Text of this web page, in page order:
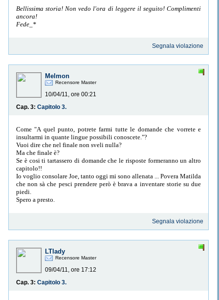
Bellissima storia! Non vedo l'ora di leggere il seguito! Complimenti
ancora!
Fede_*
Segnala violazione
Melmon
Recensore Master
10/04/11, ore 00:21
Cap. 3: Capitolo 3.
Come "A quel punto, potrete farmi tutte le domande che vorrete e
insultarmi in quante lingue possibili conoscete."?
Vuoi dire che nel finale non sveli nulla?
Ma che finale è?
Se è cosi ti tartassero di domande che le risposte formeranno un altro
capitolo!!
Io voglio consolare Joe, tanto oggi mi sono allenata ... Povera Matilda
che non sà che pesci prendere però è brava a inventare storie su due
piedi.
Spero a presto.
Segnala violazione
LTlady
Recensore Master
09/04/11, ore 17:12
Cap. 3: Capitolo 3.